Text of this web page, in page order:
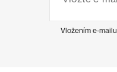
Vložením e-